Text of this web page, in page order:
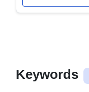
Keywords